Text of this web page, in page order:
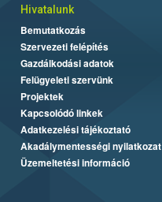
Hivatalunk
Bemutatkozás
Szervezeti felépítés
Gazdálkodási adatok
Felügyeleti szervünk
Projektek
Kapcsolódó linkek
Adatkezelési tájékoztató
Akadálymentességi nyilatkozat
Üzemeltetési információ